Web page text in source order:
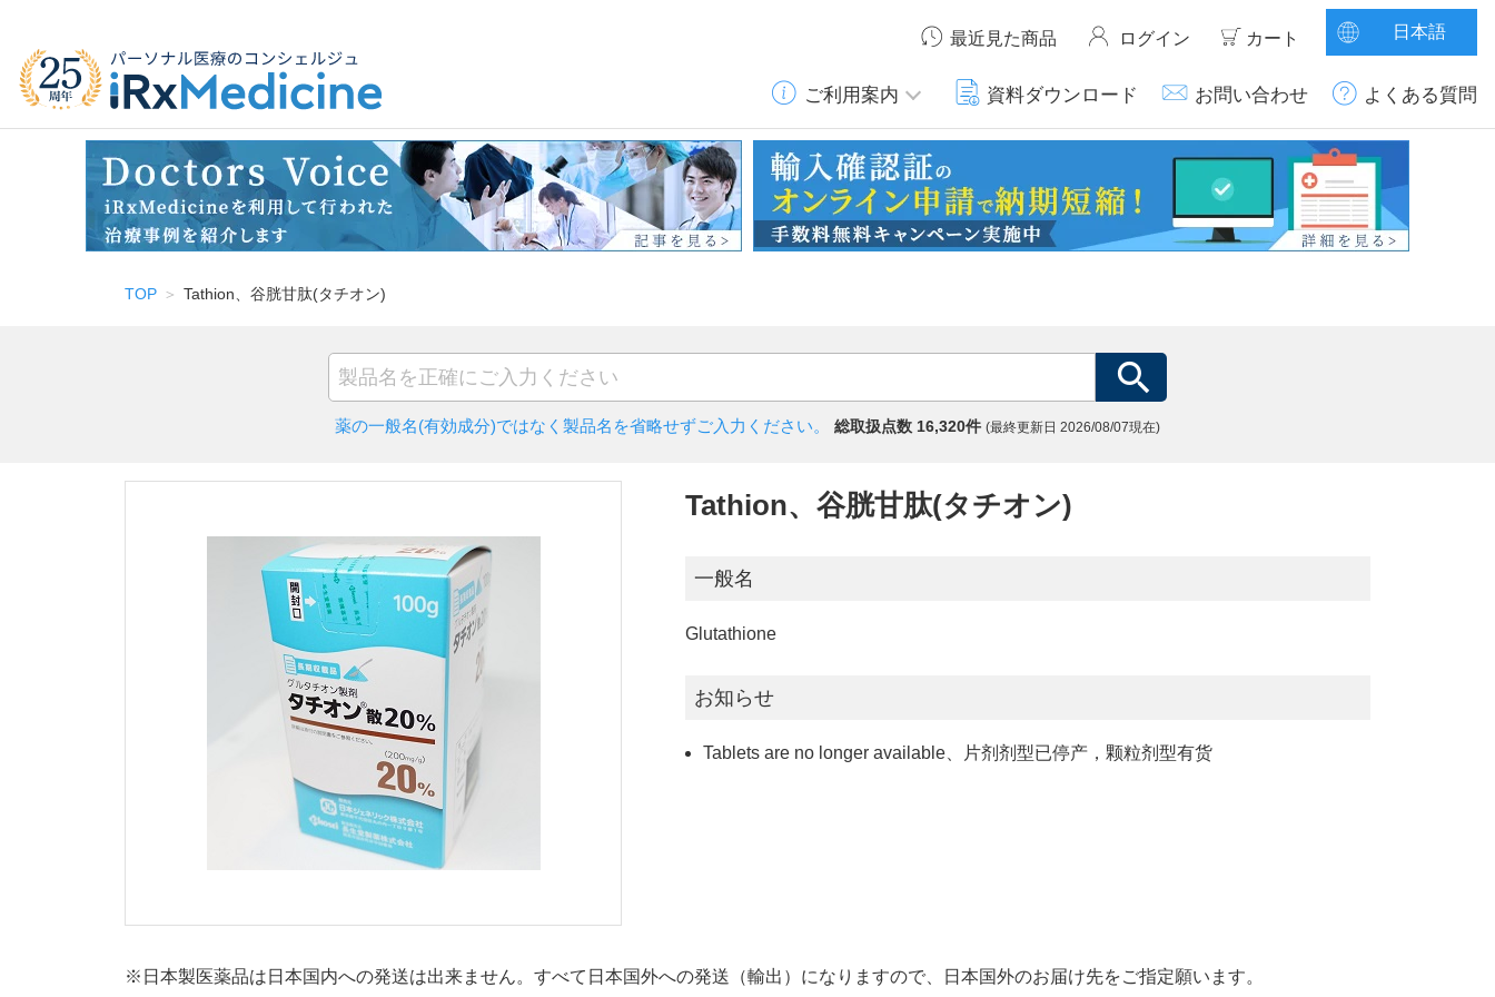
最近見た商品 ログイン カート 日本語
ご利用案内 資料ダウンロード お問い合わせ よくある質問
TOP Tathion、谷胱甘肽(タチオン)
薬の一般名(有効成分)ではなく 製品名を省略せずご入力ください。 総取扱点数 16,320件 (最終更新日 2026/08/07現在)
Tathion、谷胱甘肽(タチオン)
一般名
Glutathione
お知らせ
Tablets are no longer available、片剂剂型已停产，颗粒剂型有货
※日本製医薬品は日本国内への発送は出来ません。すべて日本国外への発送（輸出）になりますので、日本国外のお届け先をご指定願います。